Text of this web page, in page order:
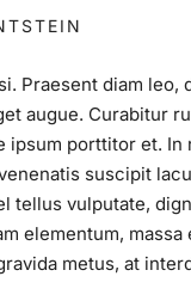
Praesent diam leo,
augue. Curabitur
ipsum porttitor et. In
suscipit
tellus vulputate,
elementum,
metus, at